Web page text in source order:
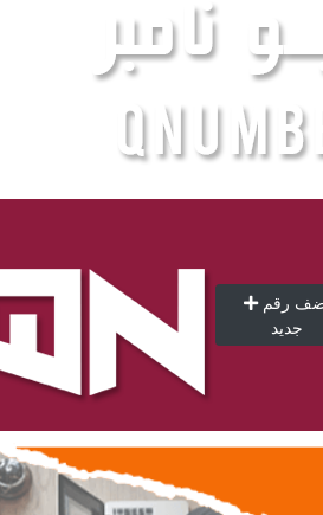
أضف رقم
جديد